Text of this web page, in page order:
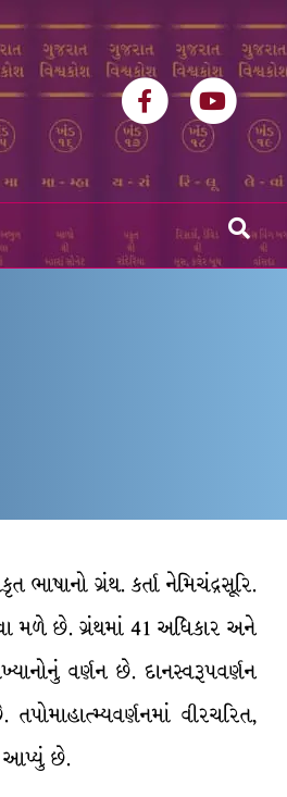
Facebook
ભાષાનો ગ્રંથ. કર્તા નેમિચંદ્રસૂરિ.
મળે છે. ગ્રંથમાં 41 અધિકાર અને
વર્ણન છે. દાનસ્વરૂપવર્ણન
વીરચરિત,
આપ્યું છે.